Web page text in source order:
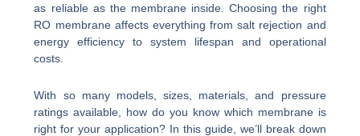
as reliable as the membrane inside. Choosing the right
RO membrane affects everything from salt rejection and
energy efficiency to system lifespan and operational
costs.
With so many models, sizes, materials, and pressure
ratings available, how do you know which membrane is
right for your application? In this guide, we’ll break down